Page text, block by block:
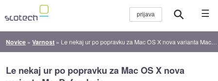
☰
Novice »Varnost » Le nekaj ur po popravku za Mac OS X nova varianta MacDefenderja
Le nekaj ur po popravku za Mac OS X nova